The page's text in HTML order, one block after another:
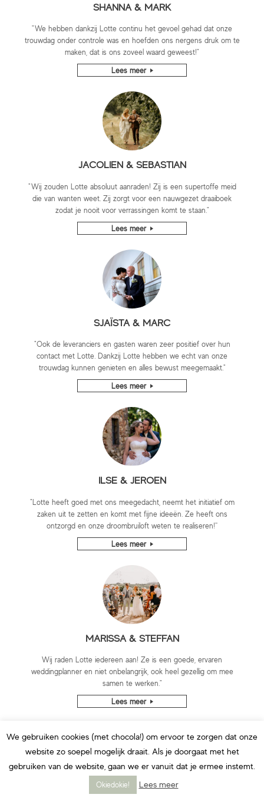
SHANNA & MARK
"We hebben dankzij Lotte continu het gevoel gehad dat onze
trouwdag onder controle was en hoefden ons nergens druk om te
maken, dat is ons zoveel waard geweest!"
Lees meer
JACOLIEN & SEBASTIAN
"Wij zouden Lotte absoluut aanraden! Zij is een supertoffe meid
die van wanten weet. Zij zorgt voor een nauwgezet draaiboek
zodat je nooit voor verrassingen komt te staan."
Lees meer
SJAÏSTA & MARC
"Ook de leveranciers en gasten waren zeer positief over hun
contact met Lotte. Dankzij Lotte hebben we echt van onze
trouwdag kunnen genieten en alles bewust meegemaakt."
Lees meer
ILSE & JEROEN
"Lotte heeft goed met ons meegedacht, neemt het initiatief om
zaken uit te zetten en komt met fijne ideeën. Ze heeft ons
ontzorgd en onze droombruiloft weten te realiseren!''
Lees meer
MARISSA & STEFFAN
Wij raden Lotte iedereen aan! Ze is een goede, ervaren
weddingplanner en niet onbelangrijk, ook heel gezellig om mee
samen te werken."
Lees meer
MARLEEN & HANS
We gebruiken cookies (met chocola!) om ervoor te zorgen dat onze
website zo soepel mogelijk draait. Als je doorgaat met het
gebruiken van de website, gaan we er vanuit dat je ermee instemt.
Okiedokie! Lees meer